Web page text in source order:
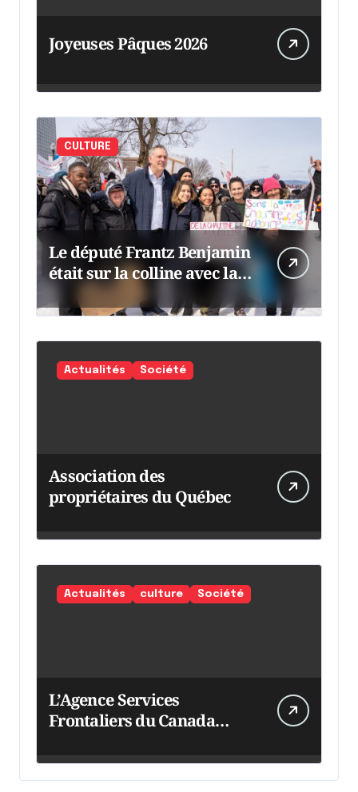
Joyeuses Pâques 2026
CULTURE
Le député Frantz Benjamin
était sur la colline avec la
chaumine
Actualités Société
Association des
propriétaires du Québec
Actualités culture Société
L’Agence Services
Frontaliers du Canada